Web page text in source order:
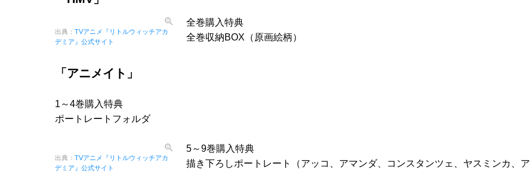
出典： TVアニメ『リトルウィッチアカ
デミア』公式サイト
全巻購入特典
全巻収納BOX（原画絵柄）
「アニメイト」
1～4巻購入特典
ポートレートフォルダ
出典： TVアニメ『リトルウィッチアカ
デミア』公式サイト
5～9巻購入特典
描き下ろしポートレート（アッコ、アマンダ、コンスタンツェ、ヤスミンカ、ア